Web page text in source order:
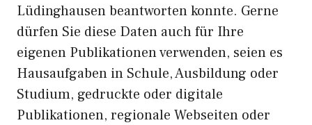
Lüdinghausen beantworten konnte. Gerne
dürfen Sie diese Daten auch für Ihre
eigenen Publikationen verwenden, seien es
Hausaufgaben in Schule, Ausbildung oder
Studium, gedruckte oder digitale
Publikationen, regionale Webseiten oder